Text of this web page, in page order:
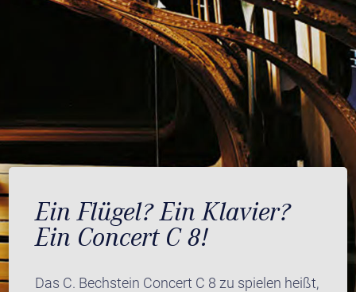
Ein Flügel? Ein Klavier?
Ein Concert C 8!
Das C. Bechstein Concert C 8 zu spielen heißt,